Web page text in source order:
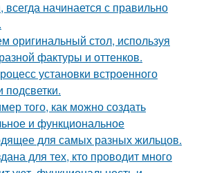
начинается с правильно
оригинальный стол, используя
фактуры и оттенков.
установки встроенного
того, как можно создать
и функциональное
для самых разных жильцов.
для тех, кто проводит много